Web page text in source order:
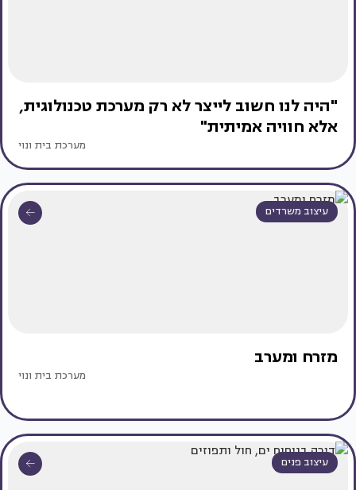
"היה לנו חשוב לייצר לא רק מערכת טכנולוגית,
אלא חוויה אמיתית"
מערכת בית ונוי
עיצוב משרדים
מזרח ומערב
מערכת בית ונוי
עיצוב פנים